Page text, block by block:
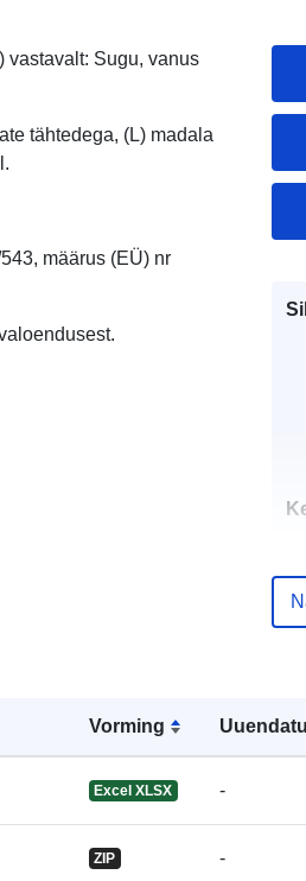
vastavalt: Sugu, vanus
tähtedega, (L) madala
määrus (EÜ) nr
Vorming
Excel XLSX -
ZIP -